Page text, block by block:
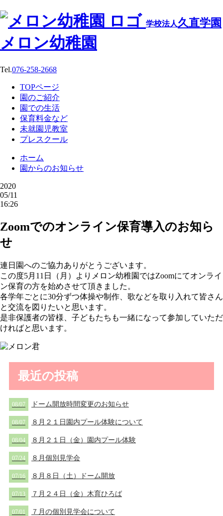
学校法人久直学園
メロン幼稚園
Tel.076-258-2668
TOPページ
園のご紹介
園での生活
保育料金など
未就園児教室
プレスクール
ホーム
園からのお知らせ
2020
05/11
16:26
Zoomでのオンライン保育導入のお知ら
せ
連日園へのご協力ありがとうございます。
この度5月11日（月）よりメロン幼稚園ではZoomにてオンライ
ン保育の方を始めさせて頂きました。
各学年ごとに30分ずつ体操や制作、歌などを取り入れて皆さん
と交流を図りたいと思います。
是非保護者の皆様、子どもたちも一緒になって参加していただ
ければと思います。
最近の投稿
08/07 ドーム開放時間変更のお知らせ
08/07 ８月２１日園内プール体験について
08/04 ８月２１日（金）園内プール体験
07/24 ８月個別見学会
07/16 ８月８日（土）ドーム開放
07/13 ７月２４日（金）木育ひろば
07/01 ７月の個別見学会について